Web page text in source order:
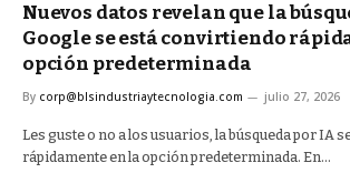
Nuevos datos revelan que la
Google se está convirtiendo
opción predeterminada
By corp@blsindustriaytecnologia.com julio 27, 2026
Les guste o no a los usuarios, la búsqueda por IA
rápidamente en la opción predeterminada. En…